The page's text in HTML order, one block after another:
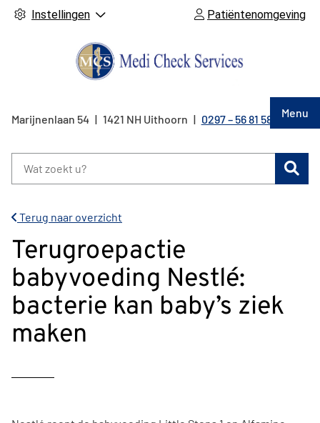
Instellingen Patiëntenomgeving
Menu
Marijnenlaan 54 1421 NH Uithoorn Tel:
0297 – 56 81 58
Terug naar overzicht
Terugroepactie
babyvoeding Nestlé:
bacterie kan baby’s ziek
maken